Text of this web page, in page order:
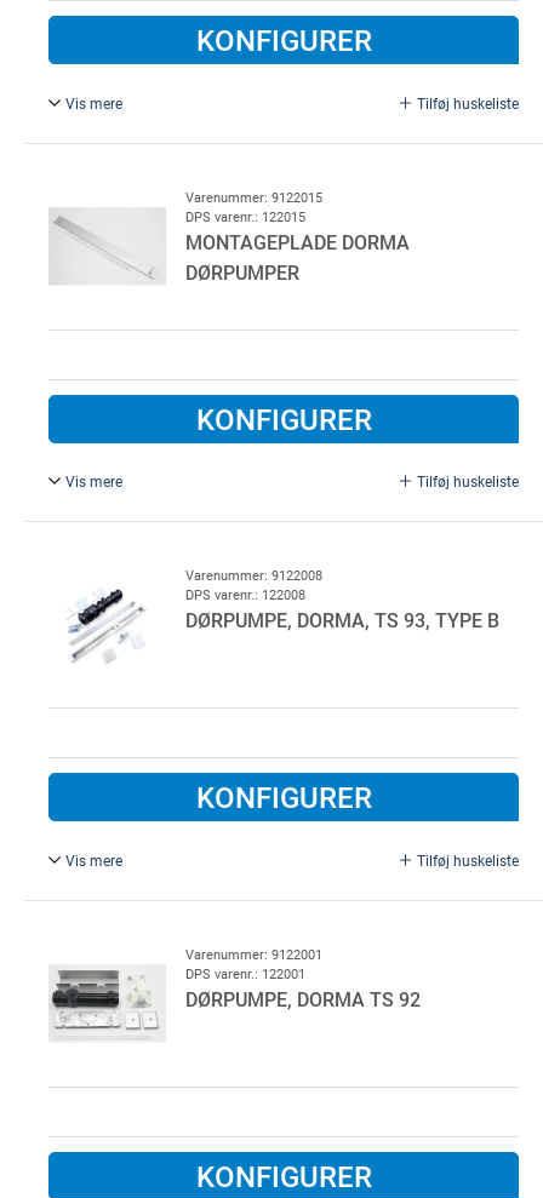
KONFIGURER
Vis mere Tilføj huskeliste
Varenummer: 9122015
DPS varenr.: 122015
MONTAGEPLADE DORMA
DØRPUMPER
KONFIGURER
Vis mere Tilføj huskeliste
Til TS/G 92 og 93.
Varenummer: 9122008
DPS varenr.: 122008
DØRPUMPE, DORMA, TS 93, TYPE B
KONFIGURER
Vis mere Tilføj huskeliste
Inkl. glideskinne m. fasthold. DORMA dørpumpe type TS
indstillelig åbningsdæmpning, sølvfarvet
Varenummer: 9122001
DPS varenr.: 122001
DØRPUMPE, DORMA TS 92
KONFIGURER